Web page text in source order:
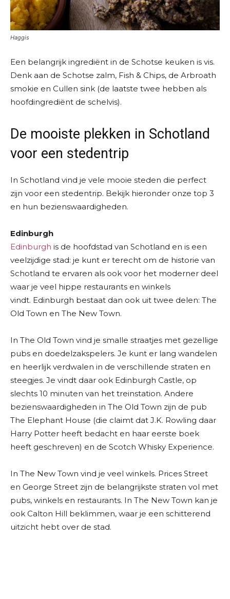
Haggis
Een belangrijk ingrediënt in de Schotse keuken is vis.
Denk aan de Schotse zalm, Fish & Chips, de Arbroath
smokie en Cullen sink (de laatste twee hebben als
hoofdingrediënt de schelvis).
De mooiste plekken in Schotland
voor een stedentrip
In Schotland vind je vele mooie steden die perfect
zijn voor een stedentrip. Bekijk hieronder onze top 3
en hun bezienswaardigheden.
Edinburgh
Edinburgh is de hoofdstad van Schotland en is een
veelzijdige stad: je kunt er terecht om de historie van
Schotland te ervaren als ook voor het moderner deel
waar je veel hippe restaurants en winkels
vindt. Edinburgh bestaat dan ook uit twee delen: The
Old Town en The New Town.
In The Old Town vind je smalle straatjes met gezellige
pubs en doedelzakspelers. Je kunt er lang wandelen
en heerlijk verdwalen in de verschillende straten en
steegjes. Je vindt daar ook Edinburgh Castle, op
slechts 10 minuten van het treinstation. Andere
bezienswaardigheden in The Old Town zijn de pub
The Elephant House (die claimt dat J.K. Rowling daar
Harry Potter heeft bedacht en haar eerste boek
heeft geschreven) en de Scotch Whisky Experience.
In The New Town vind je veel winkels. Prices Street
en George Street zijn de belangrijkste straten vol met
pubs, winkels en restaurants. In The New Town kan je
ook Calton Hill beklimmen, waar je een schitterend
uitzicht hebt over de stad.